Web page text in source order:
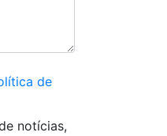
de
notícias,